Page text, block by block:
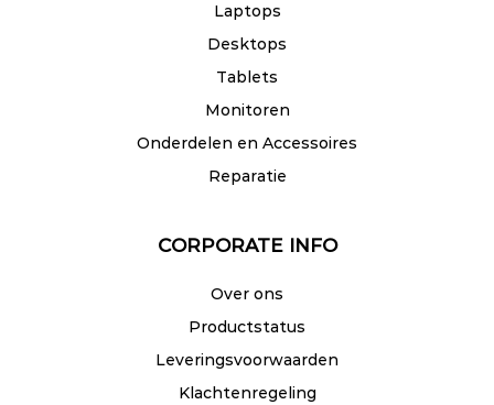
Laptops
Desktops
Tablets
Monitoren
Onderdelen en Accessoires
Reparatie
CORPORATE INFO
Over ons
Productstatus
Leveringsvoorwaarden
Klachtenregeling